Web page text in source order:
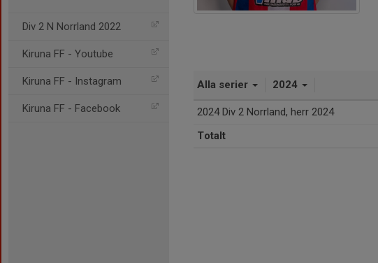
Div 2 N Norrland 2022
Kiruna FF - Youtube
Kiruna FF - Instagram
Kiruna FF - Facebook
Alla serier 2024
2024 Div 2 Norrland, herr 2024
Totalt